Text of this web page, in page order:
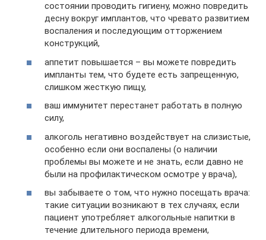
состоянии проводить гигиену, можно повредить
десну вокруг имплантов, что чревато развитием
воспаления и последующим отторжением
конструкций,
аппетит повышается – вы можете повредить
импланты тем, что будете есть запрещенную,
слишком жесткую пищу,
ваш иммунитет перестанет работать в полную
силу,
алкоголь негативно воздействует на слизистые,
особенно если они воспалены (о наличии
проблемы вы можете и не знать, если давно не
были на профилактическом осмотре у врача),
вы забываете о том, что нужно посещать врача:
такие ситуации возникают в тех случаях, если
пациент употребляет алкогольные напитки в
течение длительного периода времени,